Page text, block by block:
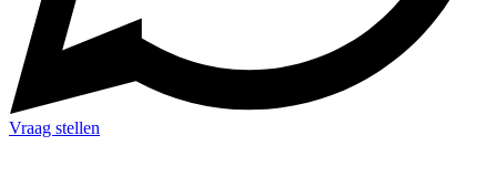
Vraag stellen